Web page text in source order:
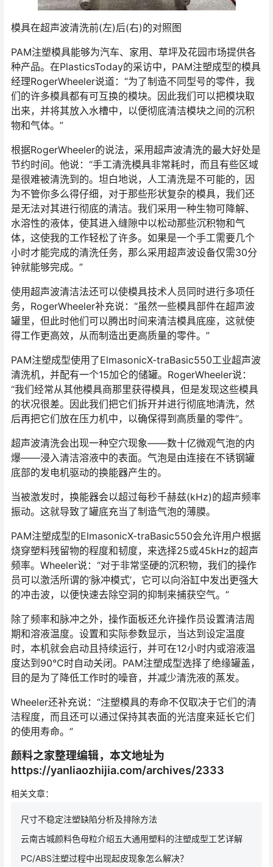
模具在超声波清洗前(左)后(右)的对照图
PAM注塑模具能够为汽车、家用、草坪及花园市场提供各
种产品。在PlasticsToday的采访中，PAM注塑成型的模具
经理RogerWheeler说道：“为了制造不同型号的零件，我
们的许多模具都有可互换的模块。因此我们可以把模块取
出来，并将其放入水槽中，以便彻底清洁模块之间的沉积
物和气体。”
根据RogerWheeler的说法，采用超声波清洗的最大好处是
节约时间。他说：“手工清洗模具非常耗时，而且有些区域
是很难被清洗到的。坦白地说，人工清洗是不可能的，因
为不管你多么得仔细，对于那些形状复杂的模具，我们还
是无法对其进行彻底的清洁。我们采用一种生物可降解、
水溶性的液体，使其进入缝隙中以松动那些沉积物和气
体，这使我的工作轻松了许多。如果是一个手工需要几个
小时才能完成的清洗任务，那么采用超声波设备仅需30分
钟就能够完成。”
使用超声波清洁法还可以使模具技术人员同时进行多项任
务，RogerWheeler补充说：“虽然一些模具部件在超声波
罐里，但此时他们可以腾出时间来清洁模具底座，这就使
得工作更高效，从而制造出更高质量的零件。”
PAM注塑成型使用了ElmasonicX-traBasic550工业超声波
清洗机，并配有一个15加仑的储罐。RogerWheeler说：
“我们经常从其他模具商那里获得模具，但是发现这些模具
的状况很差。因此我们把它们拆开并进行彻底地清洗，然
后再把它们放在压力机中，以确保得到高质量的零件”。
超声波清洗会出现一种空穴现象——数十亿微观气泡的内
爆——浸入清洁溶液中的表面。气泡是由连接在不锈钢罐
底部的发电机驱动的换能器产生的。
当被激发时，换能器会以超过每秒千赫兹(kHz)的超声频率
振动。这就导致了罐底充当了制造气泡的薄膜。
PAM注塑成型的ElmasonicX-traBasic550会允许用户根据
烧穿塑料残留物的程度和韧度，来选择25或45kHz的超声
频率。Wheeler说：“对于非常坚硬的沉积物，我们的操作
员可以激活所谓的‘脉冲模式’，它可以向浴缸中发出更强大
的冲击波，以便快速去除空洞的抑制来捕获空气。”
除了频率和脉冲之外，操作面板还允许操作员设置清洁周
期和溶液温度。设置和实际参数显示，当达到设定温度
时，本机就会启动且持续运行，并可在12小时内或溶液温
度达到90°C时自动关闭。PAM注塑成型选择了绝缘罐盖，
目的是为了降低工作时的噪音，并减少清洗液的蒸发。
Wheeler还补充说：“注塑模具的寿命不仅取决于它们的清
洁程度，而且还可以通过保持其表面的光洁度来延长它们
的使用寿命。”
颜料之家整理编辑，本文地址为
https://yanliaozhijia.com/archives/2333
相关文章：
尺寸不稳定注塑缺陷分析及排除方法
云南古城颜料色母粒介绍五大通用塑料的注塑成型工艺详解
PC/ABS注塑过程中出现起皮现象怎么解决？